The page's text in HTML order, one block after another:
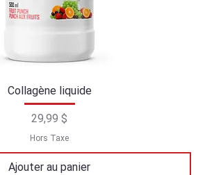
Collagène liquide
Prix
29,99 $
Hors Taxe
Ajouter au panier